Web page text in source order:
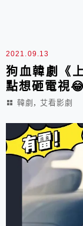
2021.09.13
狗血韓劇《
點想砸電視
韓劇 , 艾看影劇